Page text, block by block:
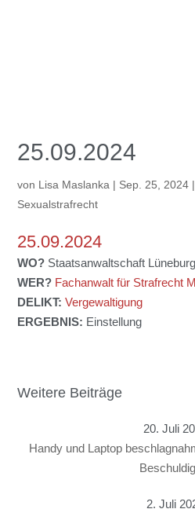
25.09.2024
von Lisa Maslanka | Sep. 25, 2024
Sexualstrafrecht
25.09.2024
WO? Staatsanwaltschaft Lüneburg
WER? Fachanwalt für Strafrecht
DELIKT:Vergewaltigung
ERGEBNIS: Einstellung
Weitere Beiträge
20. Juli
Handy und Laptop
2. Juli